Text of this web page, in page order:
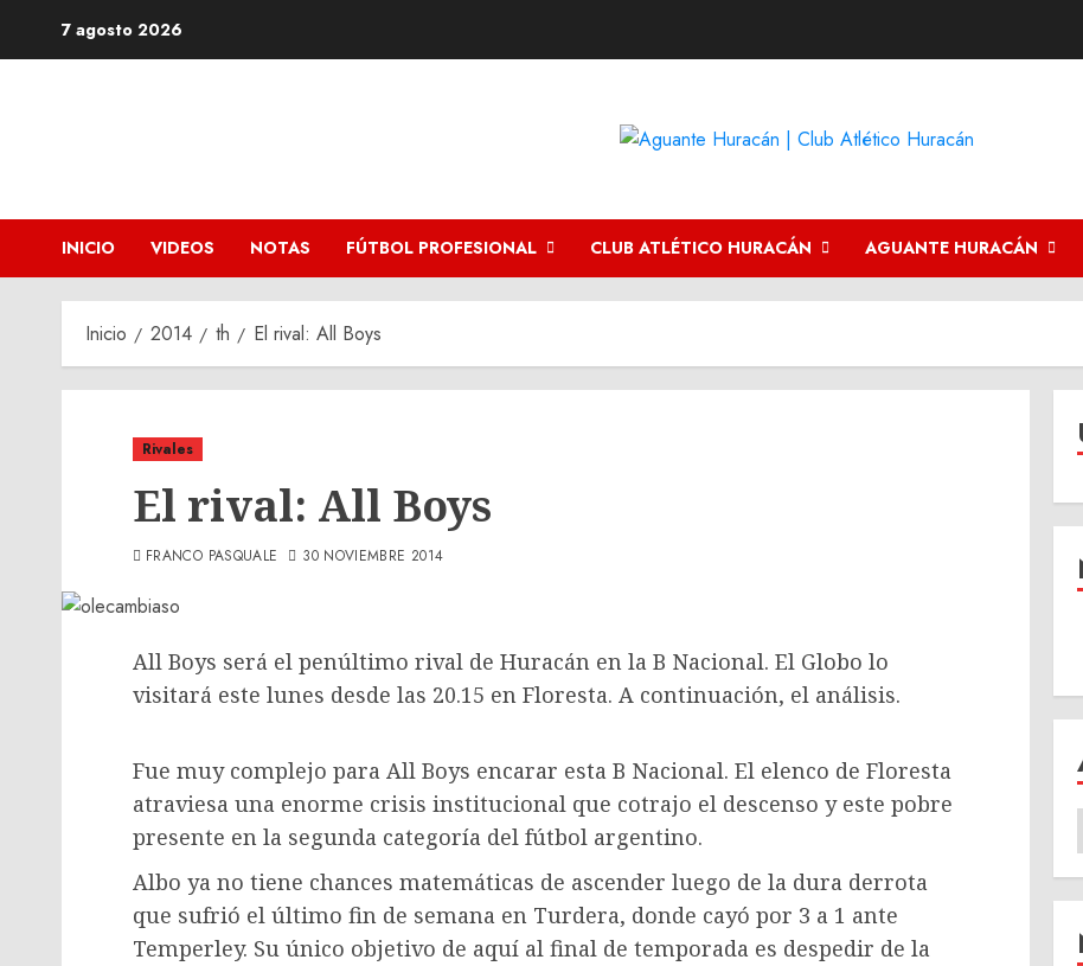
7 agosto 2026
INICIO VIDEOS NOTAS FÚTBOL PROFESIONAL CLUB ATLÉTICO HURACÁN AGUANTE HURACÁN
Inicio 2014 th El rival: All Boys
Rivales
El rival: All Boys
FRANCO PASQUALE 30 NOVIEMBRE 2014
All Boys será el penúltimo rival de Huracán en la B Nacional. El Globo lo
visitará este lunes desde las 20.15 en Floresta. A continuación, el análisis.
Fue muy complejo para All Boys encarar esta B Nacional. El elenco de Floresta
atraviesa una enorme crisis institucional que cotrajo el descenso y este pobre
presente en la segunda categoría del fútbol argentino.
Albo ya no tiene chances matemáticas de ascender luego de la dura derrota
que sufrió el último fin de semana en Turdera, donde cayó por 3 a 1 ante
Temperley. Su único objetivo de aquí al final de temporada es despedir de la